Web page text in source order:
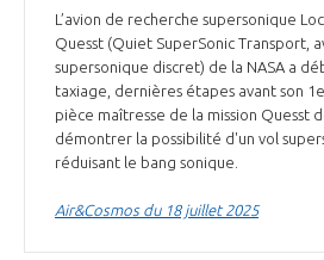
L’avion de recherche supersonique
Quesst (Quiet SuperSonic Transport,
supersonique discret) de la NASA a
taxiage, dernières étapes avant son
pièce maîtresse de la mission Quesst
démontrer la possibilité d'un vol
réduisant le bang sonique.
Air&Cosmos du 18 juillet 2025